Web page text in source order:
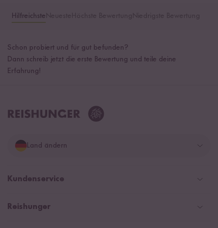
Hilfreichste
Schon probiert und für gut befunden?
Dann schreib jetzt die erste Bewertung und teile deine
Erfahrung!
Land ändern
Deutschland
Kundenservice
Help Center & FAQ
Reishunger